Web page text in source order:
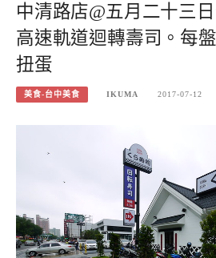
中清路店@五月二十三
高速軌道迴轉壽司。每
扭蛋
美食-台中美食 IKUMA 2017-07-12